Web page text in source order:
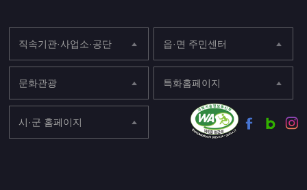
직속기관·사업소·공단 읍·면 주민센터
문화관광 특화홈페이지
시·군 홈페이지